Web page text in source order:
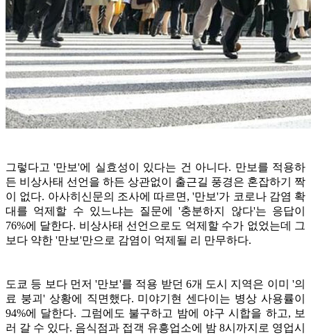
그렇다고 '만보'에 실효성이 있다는 건 아니다. 만보를 적용하
든 비상사태 선언을 하든 상관없이 출근길 풍경은 혼잡하기 짝
이 없다. 아사히신문의 조사에 따르면, '만보'가 코로나 감염 확
대를 억제할 수 있느냐는 질문에 '충분하지 않다'는 응답이
76%에 달한다. 비상사태 선언으로도 억제할 수가 없었는데 그
보다 약한 '만보'만으로 감염이 억제될 리 만무하다.
도쿄 등 보다 먼저 '만보'를 적용 받던 6개 도시 지역은 이미 '의
료 붕괴' 상황에 직면했다. 미야기현 센다이는 병상 사용률이
94%에 달한다. 그럼에도 불구하고 밤에 야구 시합을 하고, 보
러 갈 수 있다. 음식점과 접객 유흥업소에 밤 8시까지로 영업시